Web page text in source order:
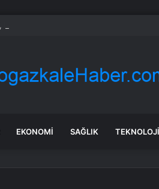
kadın ticari sürücüleri ve 60 yaş üstü
EKONOMI SAĞLIK TEKNOLOJI